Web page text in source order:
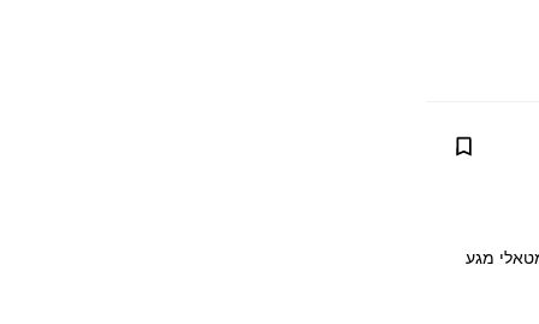
47,000 ק"מ יד 1 צבע כסוף מטאלי מגע